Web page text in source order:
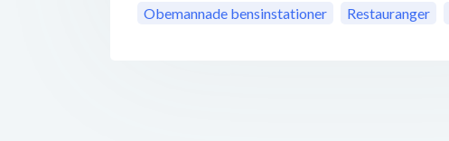
Obemannade bensinstationer
Restauranger